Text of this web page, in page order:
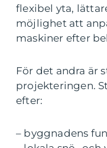
flexibel yta,
möjlighet att
maskiner efter
För det andra är
projekteringen.
efter:
– byggnadens